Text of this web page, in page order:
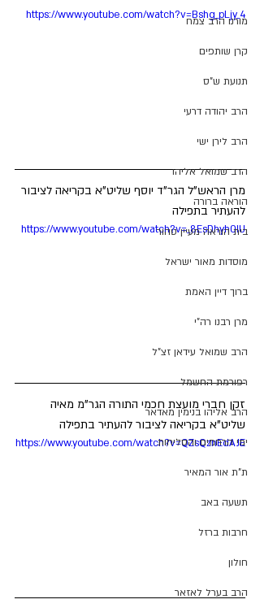
מורנו הרב צמח
קרן שותפים
תנועת ש"ס
הרב יהודה דרעי
הרב לירן ישי
הרב שמואל אליהו
הוראה ברורה
בית הוראה מעיין טהור
מוסדות מאור ישראל
ברוך דיין האמת
מרן רבנו רה"י
הרב שמואל עידאן זצ"ל
רפורמת החשמל
הרב אליהו בנימין מאדאר
ימי הרחמים והסליחות
ת"ת אור המאיר
תשעה באב
חרבות ברזל
חולון
הרב בערל לאזאר
https://www.youtube.com/watch?v=Bshg_pLjy_4
מרן הראש"ל הגר"ד יוסף שליט"א בקריאה לציבור
להעתיר בתפילה
https://www.youtube.com/watch?v=_8EsDhyh0IU
זקן חברי מועצת חכמי התורה הגר"מ מאיה
שליט"א בקריאה לציבור להעתיר בתפילה
https://www.youtube.com/watch?v=QZsQznEdAJE